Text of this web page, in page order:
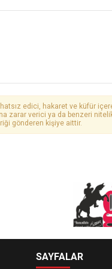
edici, hakaret ve küfür
zarar verici ya da benzeri
gönderen kişiye aittir.
SAYFALAR